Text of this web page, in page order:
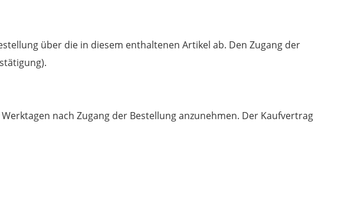
über die in diesem enthaltenen Artikel ab. Den Zugang der
nach Zugang der Bestellung anzunehmen. Der Kaufvertrag